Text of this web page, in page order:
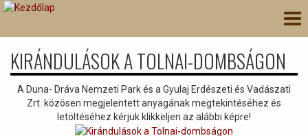
Ugrás
KIRÁNDULÁSOK A TOLNAI-DOMBSÁGON
A Duna- Dráva Nemzeti Park és a Gyulaj Erdészeti és Vadászati
Zrt. közösen megjelentett anyagának megtekintéséhez és
letöltéséhez kérjük klikkeljen az alábbi képre!